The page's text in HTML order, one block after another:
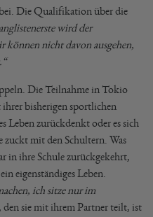
Die Qualifikation über die
wird der
können nicht davon ausgehen,
Die Teilnahme in Tokio
bisherigen sportlichen
Leben zurückdenkt oder es sich
zuckt mit den Schultern. Was
in ihre Schule zurückgekehrt,
eigenständiges Leben.
ich sitze nur im
den sie mit ihrem Partner teilt, ist